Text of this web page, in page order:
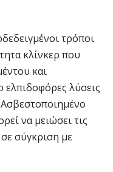
τρόποι
κλίνκερ που
και
ελπιδοφόρες λύσεις
να μειώσει τις
σύγκριση με